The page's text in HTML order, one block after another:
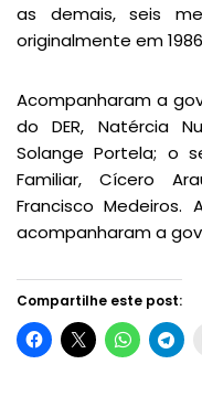
as demais, seis
originalmente em
Acompanharam a
do DER, Natércia
Solange Portela; o
Familiar, Cícero
Francisco Medeiros.
acompanharam a
Compartilhe este post: